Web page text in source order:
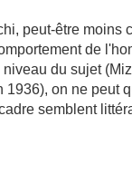
peut-être moins
de
du sujet
on ne peut
semblent